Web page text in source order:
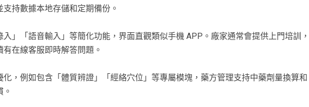
持數據本地存儲和定期備份。
」「語音輸入」等簡化功能，界面直觀類似手機 APP。廠家通常會提供上門培訓，
在線客服即時解答問題。
，例如包含「體質辨證」「經絡穴位」等專屬模塊，藥方管理支持中藥劑量換算和